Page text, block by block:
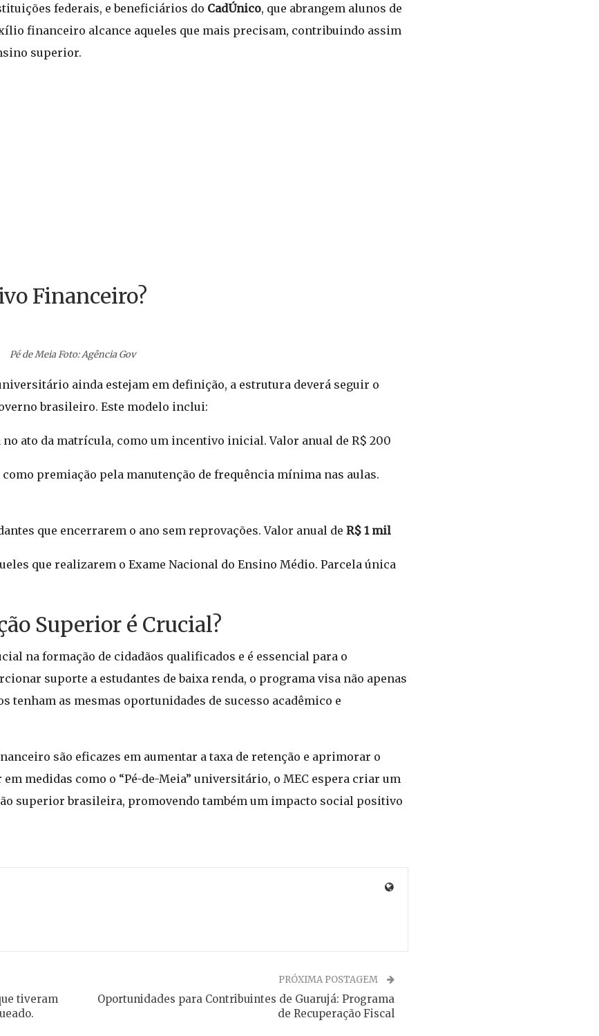
federais, e beneficiários do CadÚnico, que abrangem alunos de
financeiro alcance aqueles que mais precisam, contribuindo assim
superior.
Financeiro?
PUBLICIDADE
Pé de Meia Foto: Agência Gov
ainda estejam em definição, a estrutura deverá seguir o
brasileiro. Este modelo inclui:
ato da matrícula, como um incentivo inicial. Valor anual de R$ 200
premiação pela manutenção de frequência mínima nas aulas.
que encerrarem o ano sem reprovações. Valor anual de R$ 1 mil
que realizarem o Exame Nacional do Ensino Médio. Parcela única
Superior é Crucial?
na formação de cidadãos qualificados e é essencial para o
suporte a estudantes de baixa renda, o programa visa não apenas
tenham as mesmas oportunidades de sucesso acadêmico e
são eficazes em aumentar a taxa de retenção e aprimorar o
medidas como o “Pé-de-Meia” universitário, o MEC espera criar um
superior brasileira, promovendo também um impacto social positivo
tiveram
PRÓXIMA POSTAGEM
Oportunidades para Contribuintes de Guarujá: Programa
de Recuperação Fiscal